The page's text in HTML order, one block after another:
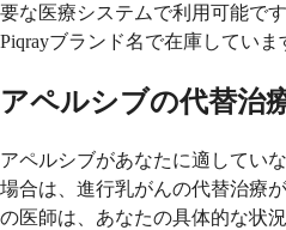
要な医療システムで利用可能で
Piqrayブランド名で在庫していま
アペルシブの代替治
アペルシブがあなたに適してい
場合は、進行乳がんの代替治療
の医師は、あなたの具体的な状